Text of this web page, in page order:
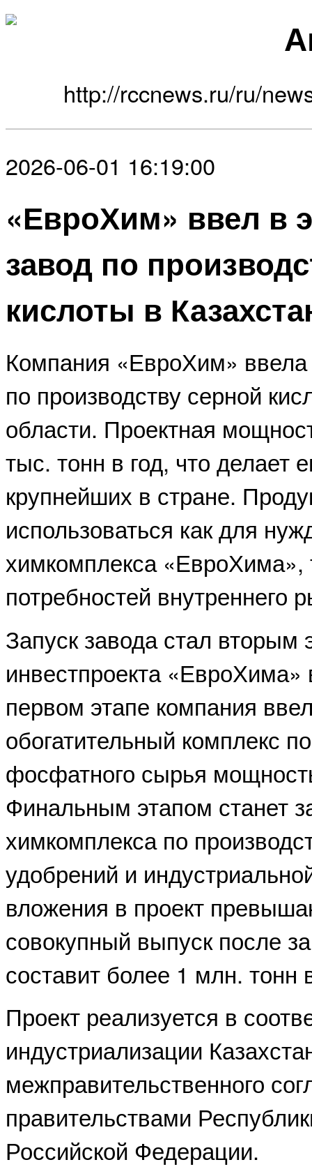
http://rccnews.ru/ru/
2026-06-01 16:19:00
«ЕвроХим» ввел в
завод по
кислоты в
Компания «ЕвроХим» ввела
по производству серной
области. Проектная
тыс. тонн в год, что делает
крупнейших в стране.
использоваться как для
химкомплекса «ЕвроХима»,
потребностей внутреннего
Запуск завода стал вторым
инвестпроекта «ЕвроХима»
первом этапе компания
обогатительный комплекс
фосфатного сырья
Финальным этапом станет
химкомплекса по
удобрений и
вложения в проект
совокупный выпуск после
составит более 1 млн. тонн
Проект реализуется в
индустриализации
межправительственного
правительствами
Российской Федерации.